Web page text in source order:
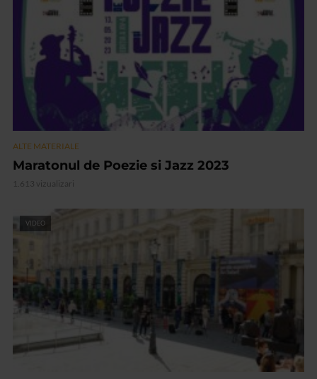
ALTE MATERIALE
Maratonul de Poezie si Jazz 2023
1.613 vizualizari
VIDEO